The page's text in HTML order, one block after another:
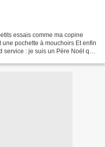
essais comme ma copine
pochette à mouchoirs Et enfin
: je suis un Père Noël qui